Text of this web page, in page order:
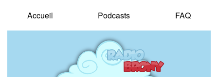
Accueil Podcasts FAQ